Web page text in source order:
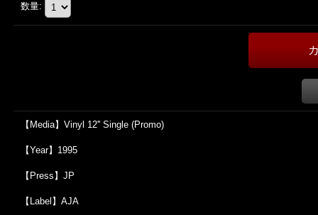
数量:
【Media】Vinyl 12'' Single (Promo)
【Year】1995
【Press】JP
【Label】AJA